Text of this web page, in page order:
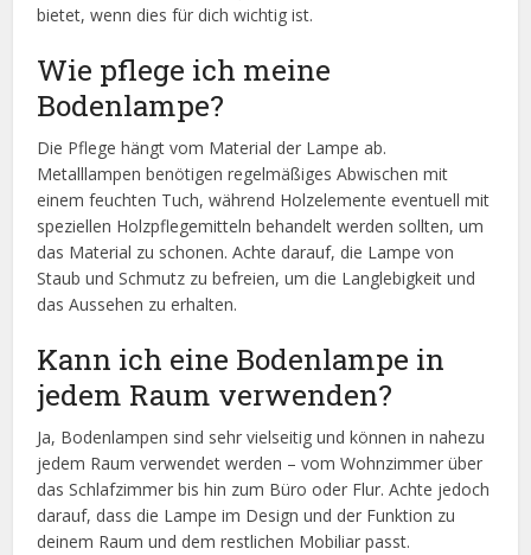
bietet, wenn dies für dich wichtig ist.
Wie pflege ich meine
Bodenlampe?
Die Pflege hängt vom Material der Lampe ab.
Metalllampen benötigen regelmäßiges Abwischen mit
einem feuchten Tuch, während Holzelemente eventuell mit
speziellen Holzpflegemitteln behandelt werden sollten, um
das Material zu schonen. Achte darauf, die Lampe von
Staub und Schmutz zu befreien, um die Langlebigkeit und
das Aussehen zu erhalten.
Kann ich eine Bodenlampe in
jedem Raum verwenden?
Ja, Bodenlampen sind sehr vielseitig und können in nahezu
jedem Raum verwendet werden – vom Wohnzimmer über
das Schlafzimmer bis hin zum Büro oder Flur. Achte jedoch
darauf, dass die Lampe im Design und der Funktion zu
deinem Raum und dem restlichen Mobiliar passt.